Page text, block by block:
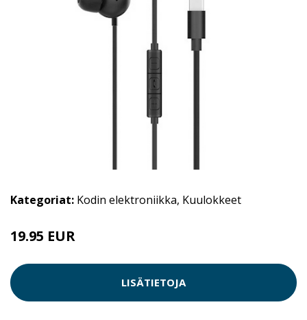
Kategoriat: Kodin elektroniikka, Kuulokkeet
19.95 EUR
LISÄTIETOJA